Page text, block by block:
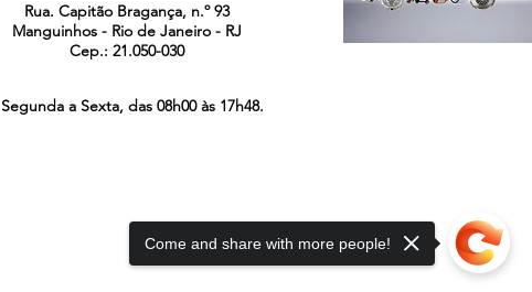
Rua. Capitão Bragança, n.º 93
Manguinhos - Rio de Janeiro - RJ
Cep.: 21.050-030
Segunda a Sexta, das 08h00 às 17h48.
Come and share with more people!